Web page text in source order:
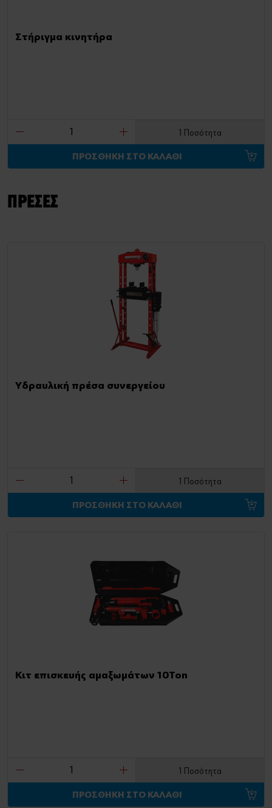
Στήριγμα κινητήρα
1 Ποσότητα
ΠΡΟΣΘΗΚΗ ΣΤΟ ΚΑΛΑΘΙ
ΠΡΕΣΕΣ
Υδραυλική πρέσα συνεργείου
1 Ποσότητα
ΠΡΟΣΘΗΚΗ ΣΤΟ ΚΑΛΑΘΙ
Κιτ επισκευής αμαξωμάτων 10Ton
1 Ποσότητα
ΠΡΟΣΘΗΚΗ ΣΤΟ ΚΑΛΑΘΙ